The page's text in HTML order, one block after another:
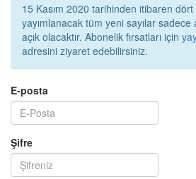
15 Kasım 2020 tarihinden itibaren
yayımlanacak tüm yeni sayılar
açık olacaktır. Abonelik fırsatları için
adresini ziyaret edebilirsiniz.
E-posta
Şifre